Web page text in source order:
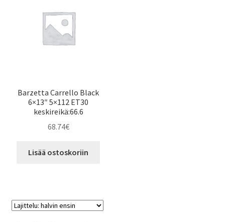
Barzetta Carrello Black
6×13″ 5×112 ET30
keskireikä:66.6
68.74€
Lisää ostoskoriin